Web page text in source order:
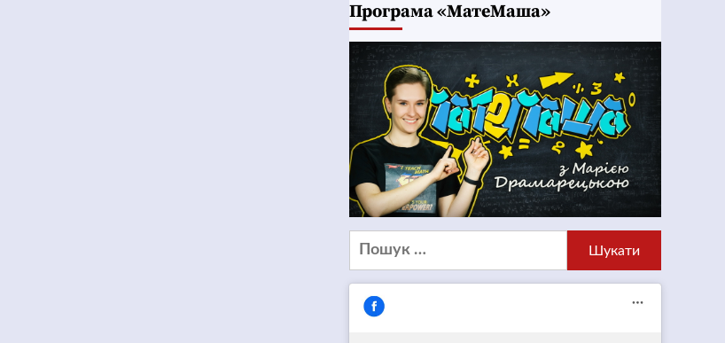
Програма «МатеМаша»
Пошук: